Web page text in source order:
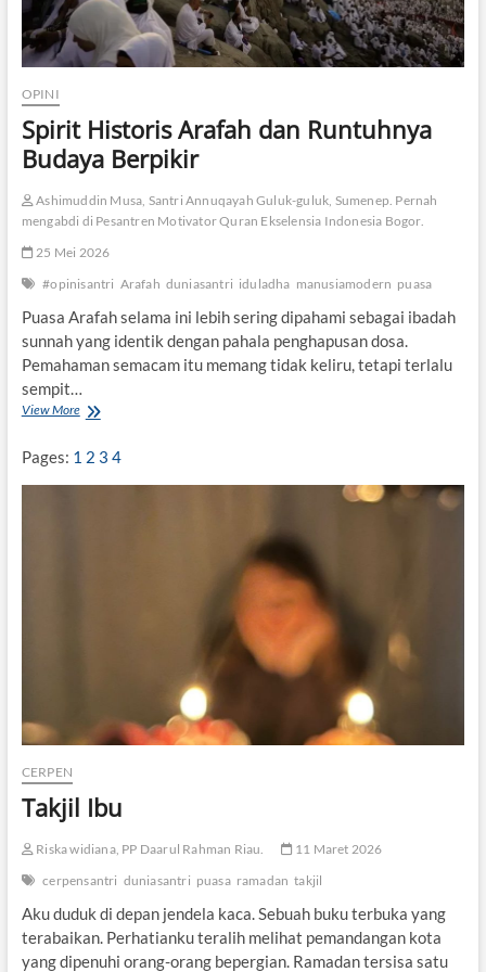
OPINI
Spirit Historis Arafah dan Runtuhnya
Budaya Berpikir
Ashimuddin Musa, Santri Annuqayah Guluk-guluk, Sumenep. Pernah
mengabdi di Pesantren Motivator Quran Ekselensia Indonesia Bogor.
25 Mei 2026
#opinisantri Arafah duniasantri iduladha manusiamodern puasa
Puasa Arafah selama ini lebih sering dipahami sebagai ibadah
sunnah yang identik dengan pahala penghapusan dosa.
Pemahaman semacam itu memang tidak keliru, tetapi terlalu
sempit…
View MoreS
r
i
f
R
u
t
u
h
Pages: 1 2 3 4
CERPEN
Takjil Ibu
Riska widiana, PP Daarul Rahman Riau.
11 Maret 2026
cerpensantri duniasantri puasa ramadan takjil
Aku duduk di depan jendela kaca. Sebuah buku terbuka yang
terabaikan. Perhatianku teralih melihat pemandangan kota
yang dipenuhi orang-orang bepergian. Ramadan tersisa satu